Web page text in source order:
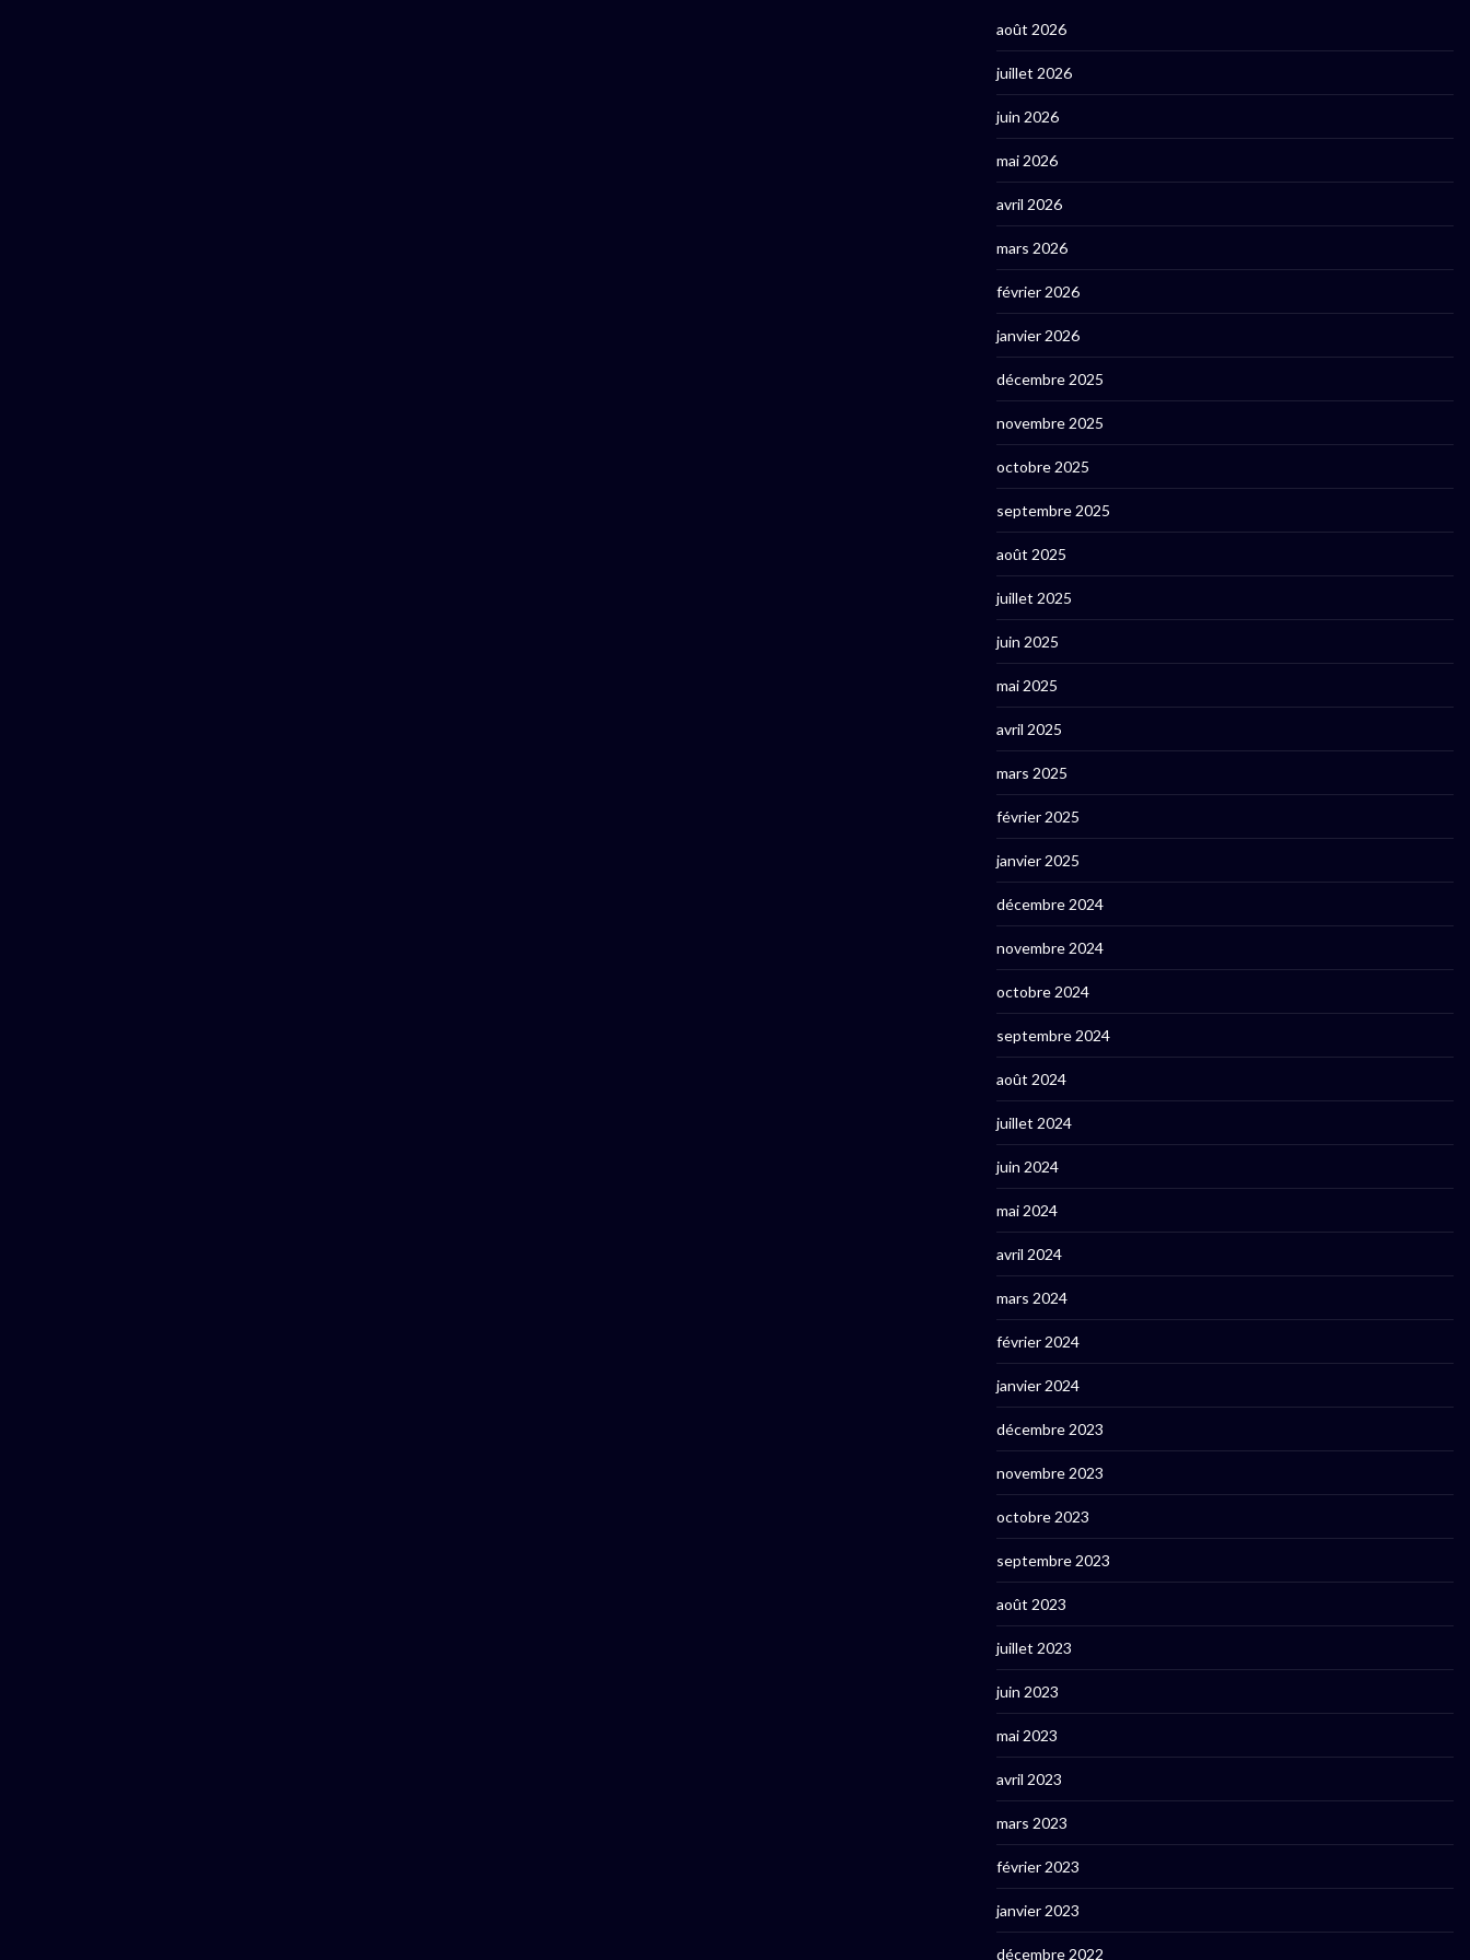
août 2026
juillet 2026
juin 2026
mai 2026
avril 2026
mars 2026
février 2026
janvier 2026
décembre 2025
novembre 2025
octobre 2025
septembre 2025
août 2025
juillet 2025
juin 2025
mai 2025
avril 2025
mars 2025
février 2025
janvier 2025
décembre 2024
novembre 2024
octobre 2024
septembre 2024
août 2024
juillet 2024
juin 2024
mai 2024
avril 2024
mars 2024
février 2024
janvier 2024
décembre 2023
novembre 2023
octobre 2023
septembre 2023
août 2023
juillet 2023
juin 2023
mai 2023
avril 2023
mars 2023
février 2023
janvier 2023
décembre 2022